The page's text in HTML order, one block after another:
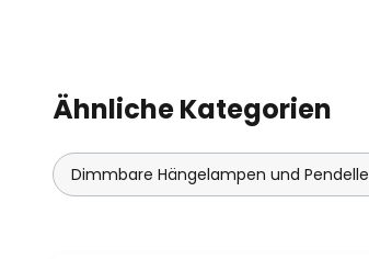
Ähnliche Kategorien
Dimmbare Hängelampen und